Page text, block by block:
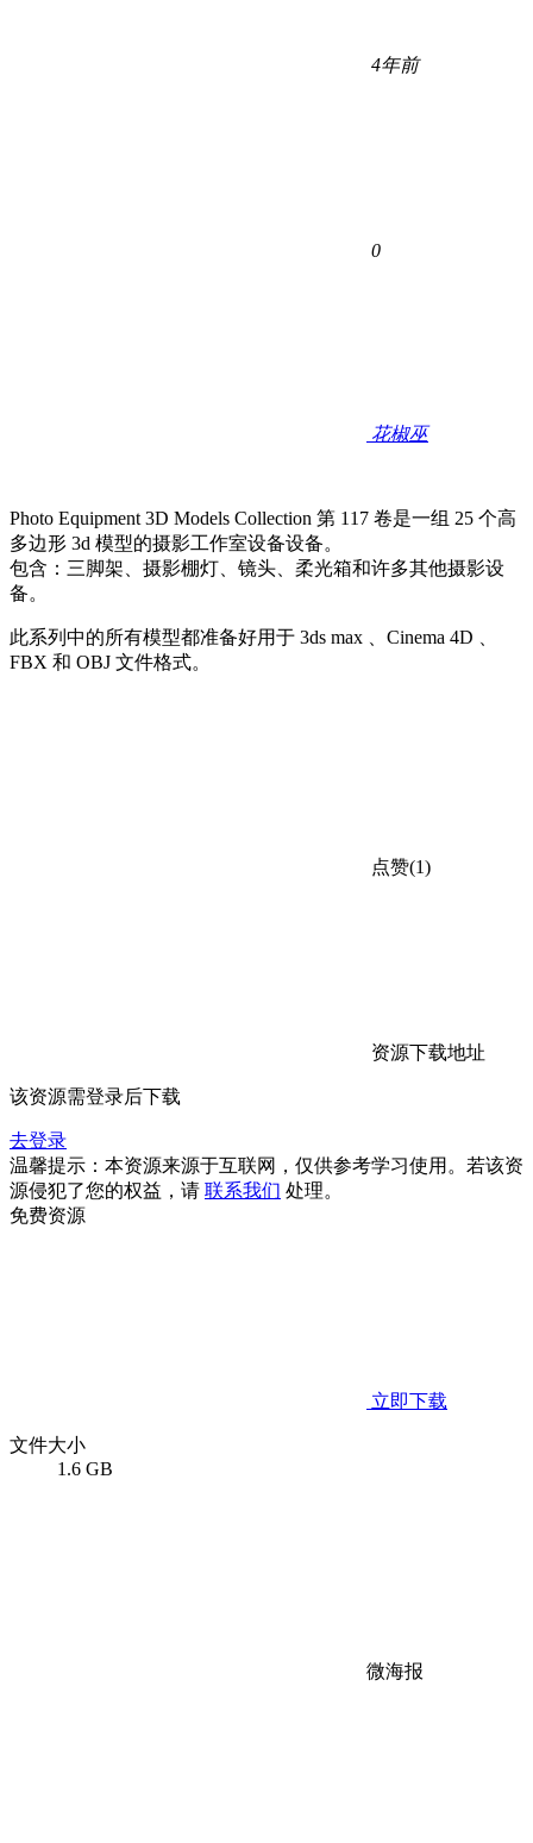
4年前
0
花椒巫
Photo Equipment 3D Models Collection 第 117 卷是一组 25 个高
多边形 3d 模型的摄影工作室设备设备。
包含：三脚架、摄影棚灯、镜头、柔光箱和许多其他摄影设
备。
此系列中的所有模型都准备好用于 3ds max 、Cinema 4D 、
FBX 和 OBJ 文件格式。
点赞(1)
资源下载地址
该资源需登录后下载
去登录
温馨提示：本资源来源于互联网，仅供参考学习使用。若该资
源侵犯了您的权益，请 联系我们 处理。
免费资源
立即下载
文件大小
1.6 GB
微海报